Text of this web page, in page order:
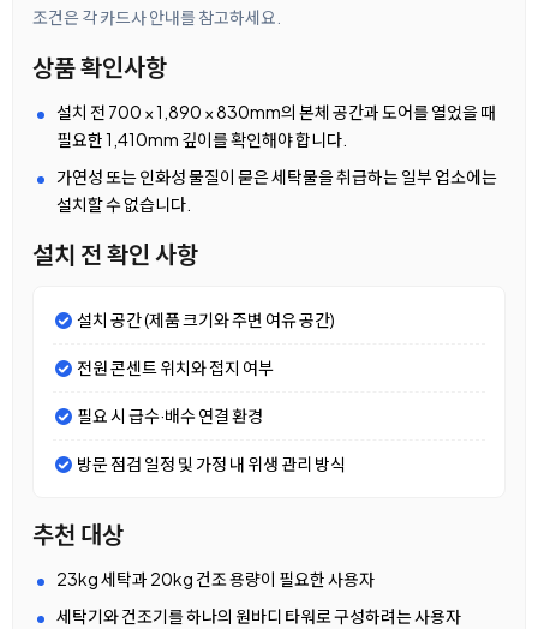
조건은 각 카드사 안내를 참고하세요.
상품 확인사항
설치 전 700 × 1,890 × 830mm의 본체 공간과 도어를 열었을 때
필요한 1,410mm 깊이를 확인해야 합니다.
가연성 또는 인화성 물질이 묻은 세탁물을 취급하는 일부 업소에는
설치할 수 없습니다.
설치 전 확인 사항
설치 공간 (제품 크기와 주변 여유 공간)
전원 콘센트 위치와 접지 여부
필요 시 급수·배수 연결 환경
방문 점검 일정 및 가정 내 위생 관리 방식
추천 대상
23kg 세탁과 20kg 건조 용량이 필요한 사용자
세탁기와 건조기를 하나의 원바디 타워로 구성하려는 사용자